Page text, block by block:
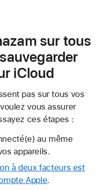
sur tous
iCloud
pas sur tous vos
vous assurer
ces étapes :
au même
appareils.
à deux facteurs est
Apple.